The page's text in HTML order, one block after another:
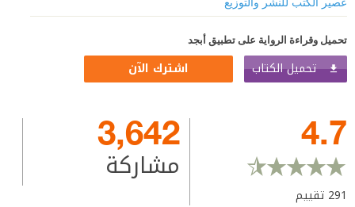
تحميل وقراءة الرواية على تطبيق أبجد
تحميل الكتاب اشترك الآن
4.7
291 تقييم
3,642
مشاركة